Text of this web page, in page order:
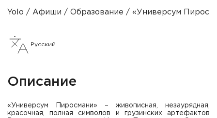
Yolo Афиши Образование «Универсум
Русский
Описание
«Универсум Пиросмани» – живописная, незаурядная,
красочная, полная символов и грузинских артефактов